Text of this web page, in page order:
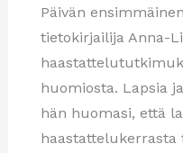
Päivän
tietokirjailija Anna-
huomiosta. Lapsia
hän huomasi, että
haastattelukerrasta